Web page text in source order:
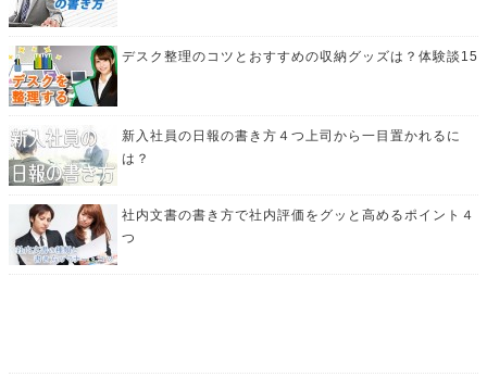
デスク整理のコツとおすすめの収納グッズは？体験談15
新入社員の日報の書き方４つ上司から一目置かれるに
は？
社内文書の書き方で社内評価をグッと高めるポイント４
つ